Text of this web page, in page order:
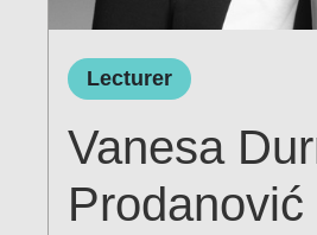
Lecturer
Vanesa
Prodanović